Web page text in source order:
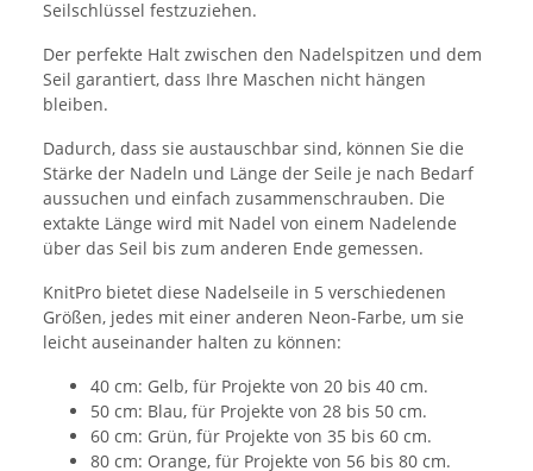
Seilschlüssel festzuziehen.
Der perfekte Halt zwischen den Nadelspitzen und dem
Seil garantiert, dass Ihre Maschen nicht hängen
bleiben.
Dadurch, dass sie austauschbar sind, können Sie die
Stärke der Nadeln und Länge der Seile je nach Bedarf
aussuchen und einfach zusammenschrauben. Die
extakte Länge wird mit Nadel von einem Nadelende
über das Seil bis zum anderen Ende gemessen.
KnitPro bietet diese Nadelseile in 5 verschiedenen
Größen, jedes mit einer anderen Neon-Farbe, um sie
leicht auseinander halten zu können:
40 cm: Gelb, für Projekte von 20 bis 40 cm.
50 cm: Blau, für Projekte von 28 bis 50 cm.
60 cm: Grün, für Projekte von 35 bis 60 cm.
80 cm: Orange, für Projekte von 56 bis 80 cm.